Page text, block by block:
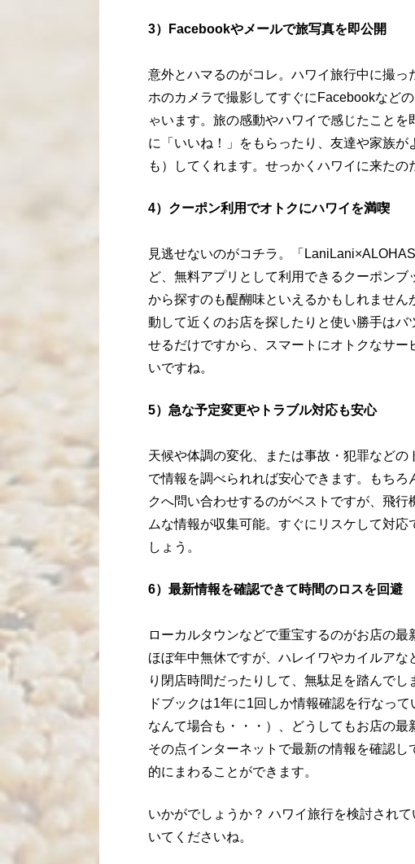
3）Facebookやメールで旅写真を即公開
意外とハマるのがコレ。ハワイ旅行中に撮
ホのカメラで撮影してすぐにFacebookなど
ゃいます。旅の感動やハワイで感じたこと
に「いいね！」をもらったり、友達や家族
も）してくれます。せっかくハワイに来たの
4）クーポン利用でオトクにハワイを満喫
見逃せないのがコチラ。「
ど、無料アプリとして利用できるクーポン
から探すのも醍醐味といえるかもしれませ
動して近くのお店を探したりと使い勝手は
せるだけですから、スマートにオトクなサ
いですね。
5）急な予定変更やトラブル対応も安心
天候や体調の変化、または事故・犯罪など
で情報を調べられれば安心できます。もち
クへ問い合わせするのがベストですが、飛
ムな情報が収集可能。すぐにリスケして対
しょう。
6）最新情報を確認できて時間のロスを回避
ローカルタウンなどで重宝するのがお店の
ほぼ年中無休ですが、ハレイワやカイルア
り閉店時間だったりして、無駄足を踏んで
ドブックは1年に1回しか情報確認を行なっ
なんて場合も・・・）、どうしてもお店の最
その点インターネットで最新の情報を確認
的にまわることができます。
いかがでしょうか？ ハワイ旅行を検討され
いてくださいね。